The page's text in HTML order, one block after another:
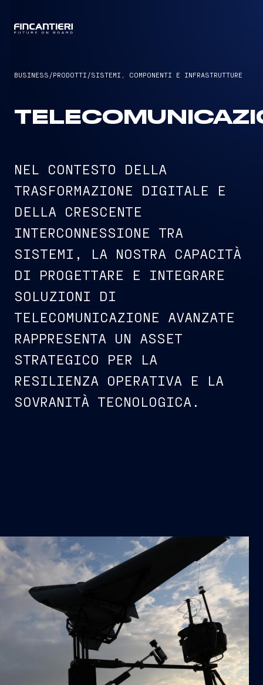
BUSINESS /PRODOTTI /SISTEMI, COMPONENTI E INFRASTRUTTURE
NEL CONTESTO DELLA
TRASFORMAZIONE DIGITALE E
DELLA CRESCENTE
INTERCONNESSIONE TRA
SISTEMI, LA NOSTRA CAPACITÀ
DI PROGETTARE E INTEGRARE
SOLUZIONI DI
TELECOMUNICAZIONE AVANZATE
RAPPRESENTA UN ASSET
STRATEGICO PER LA
RESILIENZA OPERATIVA E LA
SOVRANITÀ TECNOLOGICA.
TELECOM
U
NICAZIONI